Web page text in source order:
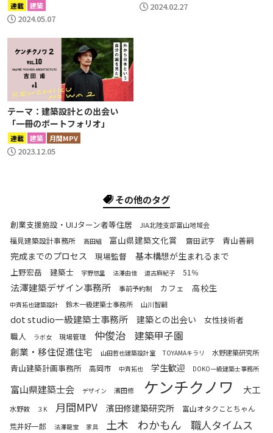
連載 建築
2024.05.07
2024.02.27
テーマ：建築設計との出会い
「一冊のポートフォリオ」
連載 建築 月間MPV
2023.12.05
その他のタグ
創業支援施設・UIJターン者等住居 JIA北陸支部富山地域会
福見建築設計事務所 高田組 富山県建築文化賞 齋田武亨 青山善嗣
完成までのプロセス 現場監督 基本構想が生まれるまで
上野宏岳 建築士 宇野悠里 法澤由佳 道古麻紀子 51％
法澤建築デザイン事務所 事前予約制 カフェ 高校生
中斉拓也建築設計 鈴木一級建築士事務所 山川智嗣
dot studio一級建築士事務所 建築との出会い
女性技術者
職人
ラボ女 現場管理 仲俊治 建築甲子園
創業・移住促進住宅 山田哲也建築設計室 TOYAMAキラリ 水野建築研究所
青山建築計画事務所 高岡市 中斉拓也 学生歓迎 DOKO一級建築士事務所
富山県建築士会 デザイン 濱田修 ケンチクノワ 大工
水野敦 ３K 月間MPV 濱田修建築研究所
富山オタクことちゃん
荒井好一郎
法澤龍宝 家具 土木 わかもん 職人タイムス